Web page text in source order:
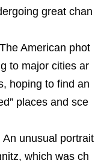
great chan
American phot
to major cities ar
hoping to find an
places and sce
An unusual portrait
which was ch